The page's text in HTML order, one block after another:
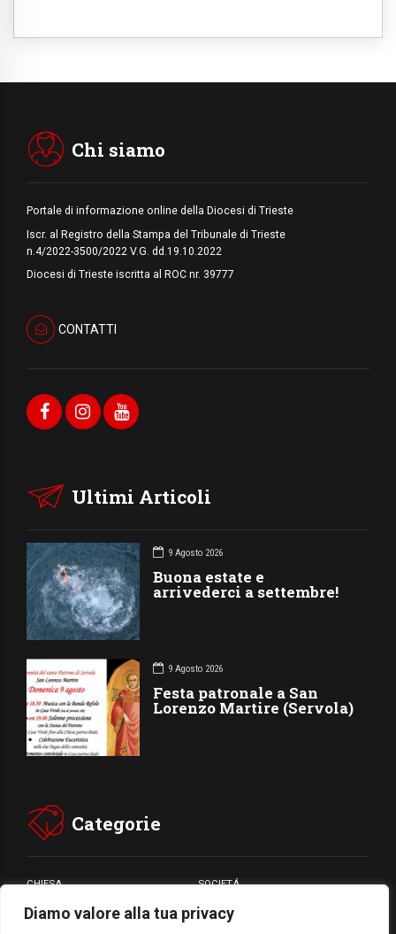
Diamo valore alla tua privacy
Medio Oriente
Chi siamo
Portale di informazione online della Diocesi di Trieste
Iscr. al Registro della Stampa del Tribunale di Trieste
n.4/2022-3500/2022 V.G. dd.19.10.2022
Diocesi di Trieste iscritta al ROC nr. 39777
CONTATTI
Ultimi Articoli
9 Agosto 2026
Buona estate e
arrivederci a settembre!
9 Agosto 2026
Festa patronale a San
Lorenzo Martire (Servola)
Categorie
CHIESA SOCIETÁ
CARITÁ GIUBILEO